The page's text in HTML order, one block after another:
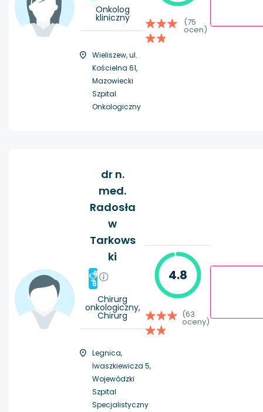
Onkolog
kliniczny
Wieliszew, ul.
Kościelna 61,
Mazowiecki
Szpital
Onkologiczny
(75
ocen)
dr n.
med.
Radosła
w
Tarkows
ki
#
6
Chirurg
onkologiczny,
Chirurg
Legnica,
Iwaszkiewicza 5,
Wojewódzki
Szpital
Specjalistyczny
4.8
(63
oceny)